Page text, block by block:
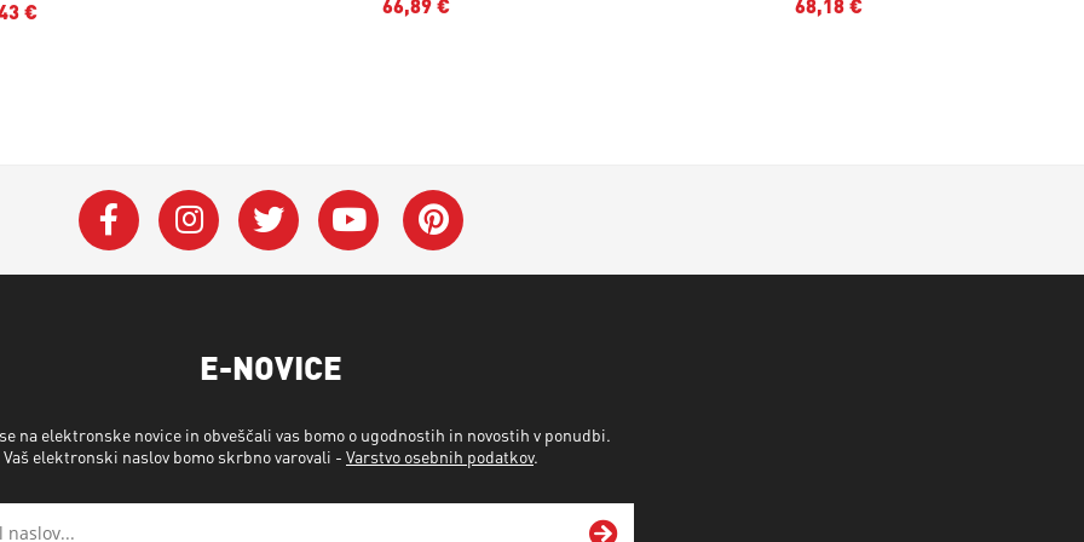
€ 66,89 € 68,18 €
E-NOVICE
na elektronske novice in obveščali vas bomo o ugodnostih in novostih v ponudbi.
Vaš elektronski naslov bomo skrbno varovali - Varstvo osebnih podatkov.